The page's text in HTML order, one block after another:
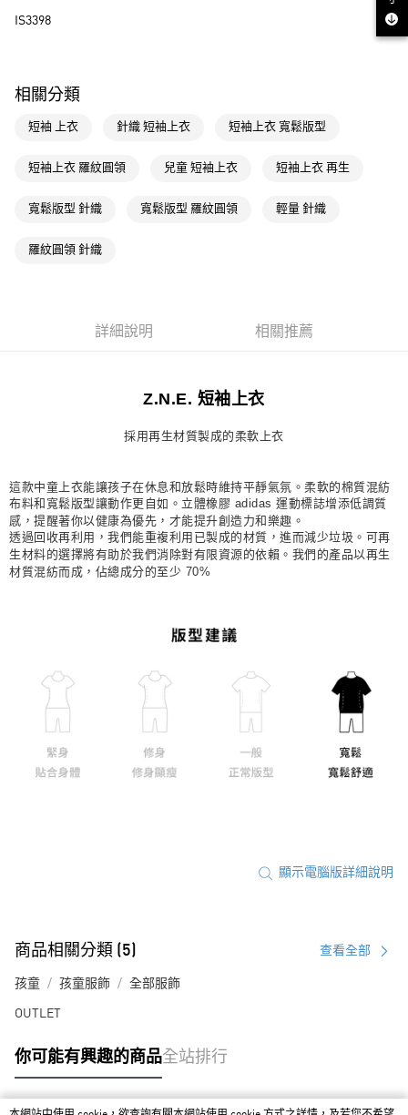
每筆NT$80，滿NT$1,500(含以上)免運費
每筆NT$80，滿NT$1,500(含以上)免運費
萊爾富取貨付款
付款後萊爾富取貨
每筆NT$80，滿NT$1,500(含以上)免運費
每筆NT$80，滿NT$1,500(含以上)免運費
IS3398
相關分類
短袖 上衣 針織 短袖上衣 短袖上衣 寬鬆版型
短袖上衣 羅紋圓領 兒童 短袖上衣 短袖上衣 再生
寬鬆版型 針織 寬鬆版型 羅紋圓領 輕量 針織
羅紋圓領 針織
詳細說明 相關推薦
Z.N.E. 短袖上衣
採用再生材質製成的柔軟上衣
這款中童上衣能讓孩子在休息和放鬆時維持平靜氣氛。柔軟的棉質混紡
布料和寬鬆版型讓動作更自如。立體橡膠 adidas 運動標誌增添低調質
感，提醒著你以健康為優先，才能提升創造力和樂趣。
透過回收再利用，我們能重複利用已製成的材質，進而減少垃圾。可再
生材料的選擇將有助於我們消除對有限資源的依賴。我們的產品以再生
材質混紡而成，佔總成分的至少 70%
顯示電腦版詳細說明
商品相關分類 (5) 查看全部
孩童 孩童服飾 全部服飾
OUTLET
你可能有興趣的商品全站排行